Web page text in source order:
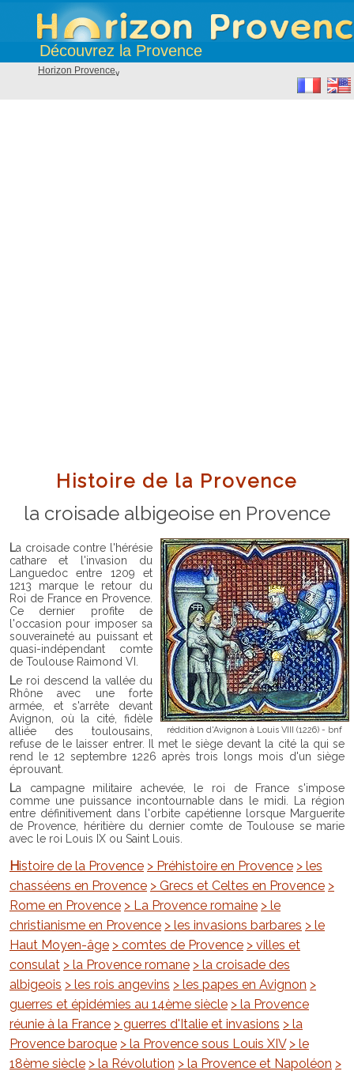
Découvrez la Provence
Horizon Provence
Histoire de la Provence
la croisade albigeoise en Provence
réddition d'Avignon à Louis VIII (1226) - bnf
La croisade contre l'hérésie
cathare et l'invasion du
Languedoc entre 1209 et
1213 marque le retour du
Roi de France en Provence.
Ce dernier profite de
l'occasion pour imposer sa
souveraineté au puissant et
quasi-indépendant comte
de Toulouse Raimond VI.
Le roi descend la vallée du
Rhône avec une forte
armée, et s'arrête devant
Avignon, où la cité, fidèle
alliée des toulousains,
refuse de le laisser entrer. Il met le siège devant la cité la qui se
rend le 12 septembre 1226 après trois longs mois d'un siège
éprouvant.
La campagne militaire achevée, le roi de France s'impose
comme une puissance incontournable dans le midi. La région
entre définitivement dans l'orbite capétienne lorsque Marguerite
de Provence, héritière du dernier comte de Toulouse se marie
avec le roi Louis IX ou Saint Louis.
Histoire de la Provence > Préhistoire en Provence > les
chasséens en Provence > Grecs et Celtes en Provence >
Rome en Provence > La Provence romaine > le
christianisme en Provence > les invasions barbares > le
Haut Moyen-âge > comtes de Provence > villes et
consulat > la Provence romane > la croisade des
albigeois > les rois angevins > les papes en Avignon >
guerres et épidémies au 14ème siècle > la Provence
réunie à la France > guerres d'Italie et invasions > la
Provence baroque > la Provence sous Louis XIV > le
18ème siècle > la Révolution > la Provence et Napoléon >